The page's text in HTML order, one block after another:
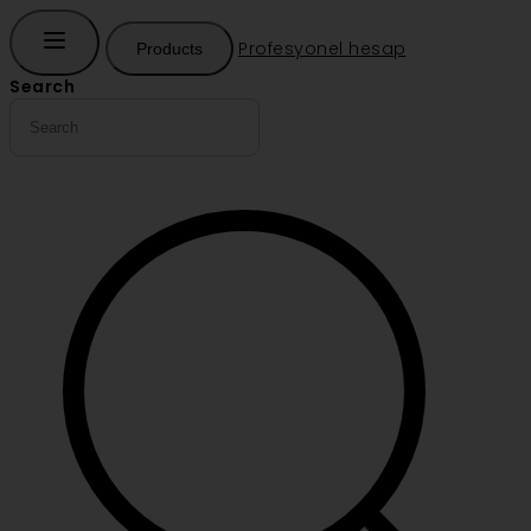
Products
Profesyonel hesap
Search